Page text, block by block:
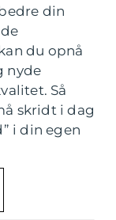
din
du opnå
nyde
Så
skridt i dag
i din egen